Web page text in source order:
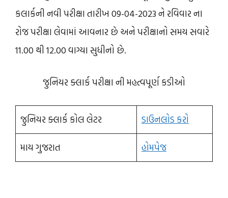
કલાર્કની નવી પરીક્ષા તારીખ 09-04-2023 ને રવિવાર ના
રોજ પરીક્ષા લેવામાં આવનાર છે અને પરીક્ષાનો સમય સવારે
11.00 થી 12.00 વાગ્યા સુધીનો છે.
જુનિયર ક્લાર્ક પરીક્ષા ની મહત્વપૂર્ણ કડીઓ
જુનિયર ક્લાર્ક કોલ લેટર ડાઉનલોડ કરો
માય ગુજરાત હોમપેજ